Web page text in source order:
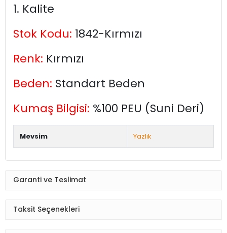
1. Kalite
Stok Kodu: 1842-Kırmızı
Renk: Kırmızı
Beden: Standart Beden
Kumaş Bilgisi: %100 PEU (Suni Deri)
Mevsim Yazlık
Garanti ve Teslimat
Taksit Seçenekleri